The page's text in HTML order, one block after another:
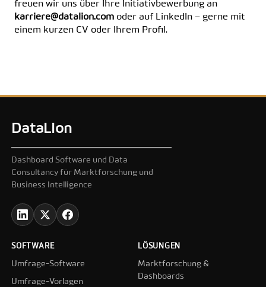
freuen wir uns über Ihre Initiativbewerbung an
karriere@datalion.com oder auf LinkedIn – gerne mit
einem kurzen CV oder Ihrem Profil.
DataLion
Dashboard Software und Data
Consultancy für Marktforschung und
Business Intelligence
SOFTWARE
Umfrage-Software
Umfrage-Vorlagen
LÖSUNGEN
Marktforschung &
Dashboards